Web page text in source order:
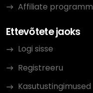
Affiliate programm
Ettevõtete jaoks
Logi sisse
Registreeru
Kasutustingimused